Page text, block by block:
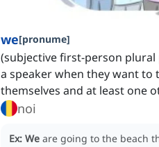
we[pronume]
(subjective first-person
a speaker when they want
themselves and at least one
noi
Ex: We are going to the beach